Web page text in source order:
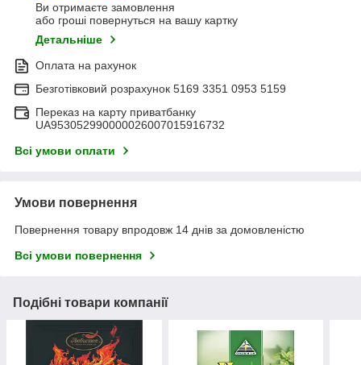
Ви отримаєте замовлення
або гроші повернуться на вашу картку
Детальніше
Оплата на рахунок
Безготівковий розрахунок 5169 3351 0953 5159
Переказ на карту приватбанку
UA953052990000026007015916732
Всі умови оплати
Умови повернення
Повернення товару впродовж 14 днів за домовленістю
Всі умови повернення
Подібні товари компанії